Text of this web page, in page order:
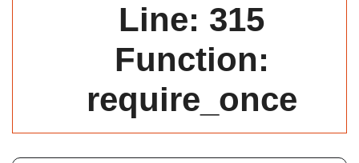
Line: 315
Function:
require_once